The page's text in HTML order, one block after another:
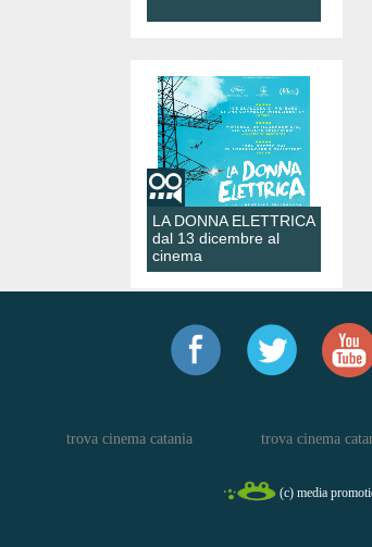
LA DONNA ELETTRICA
dal 13 dicembre al
cinema
trova cinema catania trova cinema
(c) media